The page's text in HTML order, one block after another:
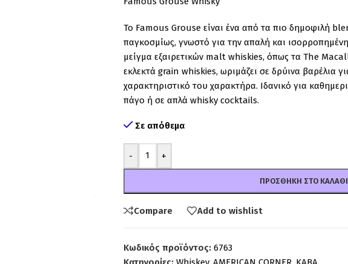
Το Famous Grouse είναι ένα από τα πιο δημοφιλή
παγκοσμίως, γνωστό για την απαλή και ισορροπημένη
μείγμα εξαιρετικών malt whiskies, όπως τα The
εκλεκτά grain whiskies, ωριμάζει σε δρύινα βαρέλια
χαρακτηριστικό του χαρακτήρα. Ιδανικό για
πάγο ή σε απλά whisky cocktails.
Σε απόθεμα
- +
ΠΡΟΣΘΉΚΗ ΣΤΟ ΚΑΛΆΘΙ
Compare Add to wishlist
Κωδικός προϊόντος: 6763